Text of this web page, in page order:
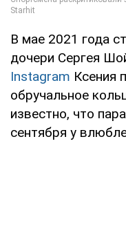
В мае 2021 года
дочери Сергея
Instagram Ксения
обручальное
известно, что
сентября у